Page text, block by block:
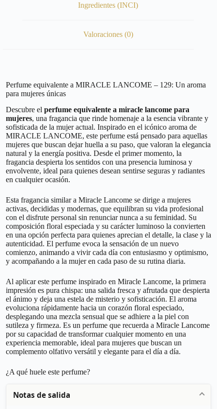
Ingredientes (INCI)
Valoraciones (0)
Perfume equivalente a MIRACLE LANCOME – 129: Un aroma
para mujeres únicas
Descubre el perfume equivalente a miracle lancome para
mujeres, una fragancia que rinde homenaje a la esencia vibrante y
sofisticada de la mujer actual. Inspirado en el icónico aroma de
MIRACLE LANCOME, este perfume está pensado para aquellas
mujeres que buscan dejar huella a su paso, que valoran la elegancia
natural y la energía positiva. Desde el primer momento, la
fragancia despierta los sentidos con una presencia luminosa y
envolvente, ideal para quienes desean sentirse seguras y radiantes
en cualquier ocasión.
Esta fragancia similar a Miracle Lancome se dirige a mujeres
activas, decididas y modernas, que equilibran su vida profesional
con el disfrute personal sin renunciar nunca a su feminidad. Su
composición floral especiada y su carácter luminoso la convierten
en una opción perfecta para quienes aprecian el detalle, la clase y la
autenticidad. El perfume evoca la sensación de un nuevo
comienzo, animando a vivir cada día con entusiasmo y optimismo,
y acompañando a la mujer en cada paso de su rutina diaria.
Al aplicar este perfume inspirado en Miracle Lancome, la primera
impresión es pura chispa: una salida fresca y afrutada que despierta
el ánimo y deja una estela de misterio y sofisticación. El aroma
evoluciona rápidamente hacia un corazón floral especiado,
desplegando una mezcla sensual que se adhiere a la piel con
sutileza y firmeza. Es un perfume que recuerda a Miracle Lancome
por su capacidad de transformar cualquier momento en una
experiencia memorable, ideal para mujeres que buscan un
complemento olfativo versátil y elegante para el día a día.
¿A qué huele este perfume?
Notas de salida